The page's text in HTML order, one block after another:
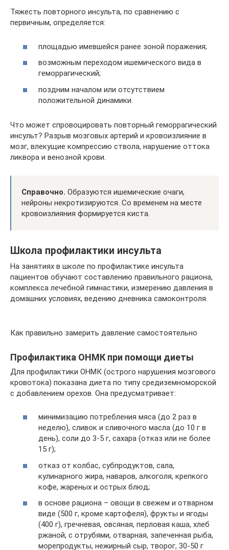
Тяжесть повторного инсульта, по сравнению с
первичным, определяется:
площадью имевшейся ранее зоной поражения;
возможным переходом ишемического вида в
геморрагический;
поздним началом или отсутствием
положительной динамики.
Что может спровоцировать повторный геморрагический
инсульт? Разрыв мозговых артерий и кровоизлияние в
мозг, влекущие компрессию ствола, нарушение оттока
ликвора и венозной крови.
Справочно. Образуются ишемические очаги,
нейроны некротизируются. Со временем на месте
кровоизлияния формируется киста.
Школа профилактики инсульта
На занятиях в школе по профилактике инсульта
пациентов обучают составлению правильного рациона,
комплекса лечебной гимнастики, измерению давления в
домашних условиях, ведению дневника самоконтроля.
Как правильно замерить давление самостоятельно
Профилактика ОНМК при помощи диеты
Для профилактики ОНМК (острого нарушения мозгового
кровотока) показана диета по типу средиземноморской
с добавлением орехов. Она предусматривает:
минимизацию потребления мяса (до 2 раз в
неделю), сливок и сливочного масла (до 10 г в
день), соли до 3-5 г, сахара (отказ или не более
15 г);
отказ от колбас, субпродуктов, сала,
кулинарного жира, наваров, алкоголя, крепкого
кофе, жареных и острых блюд;
в основе рациона – овощи в свежем и отварном
виде (500 г, кроме картофеля), фрукты и ягоды
(400 г), гречневая, овсяная, перловая каша, хлеб
ржаной, с отрубями, отварная, запеченная рыба,
морепродукты, нежирный сыр, творог, 30-50 г